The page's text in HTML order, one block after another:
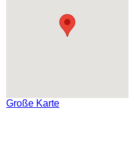
Große Karte